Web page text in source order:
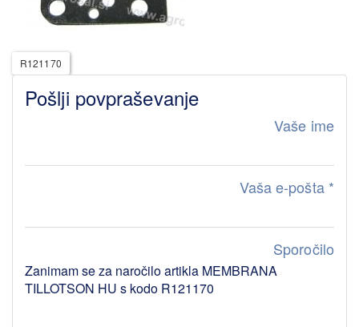
R121170
Pošlji povpraševanje
Vaše ime
Vaša e-pošta *
Sporočilo